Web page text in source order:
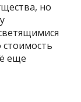
но
стоимость
еще